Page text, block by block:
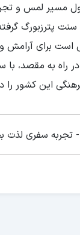
مسیر لمس و
پترزبورگ
است برای آرامش
در راه به مقصد،
این کشور را
- تجربه سفری لذت